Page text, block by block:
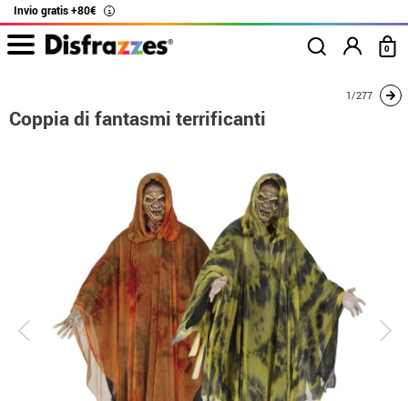
Invio gratis +80€ i
0
Coppia di fantasmi terrificanti
1/277
Coppia di fantasmi terrificanti